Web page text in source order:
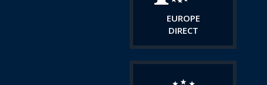
EUROPE
DIRECT